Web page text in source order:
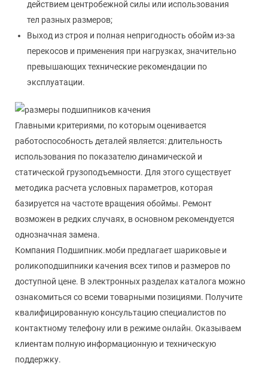
действием центробежной силы или использования
тел разных размеров;
Выход из строя и полная непригодность обойм из-за
перекосов и применения при нагрузках, значительно
превышающих технические рекомендации по
эксплуатации.
Главными критериями, по которым оценивается
работоспособность деталей является: длительность
использования по показателю динамической и
статической грузоподъемности. Для этого существует
методика расчета условных параметров, которая
базируется на частоте вращения обоймы. Ремонт
возможен в редких случаях, в основном рекомендуется
однозначная замена.
Компания Подшипник.моби предлагает шариковые и
роликоподшипники качения всех типов и размеров по
доступной цене. В электронных разделах каталога можно
ознакомиться со всеми товарными позициями. Получите
квалифицированную консультацию специалистов по
контактному телефону или в режиме онлайн. Оказываем
клиентам полную информационную и техническую
поддержку.